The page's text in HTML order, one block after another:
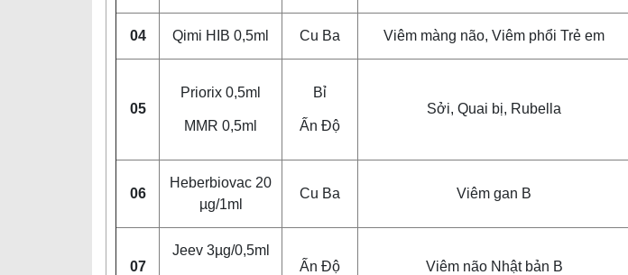
04 Qimi HIB 0,5ml Cu Ba Viêm màng não, Viêm phổi Trẻ em
05
Priorix 0,5ml
MMR 0,5ml
Bỉ
Ấn Độ
Sởi, Quai bị, Rubella
06
Heberbiovac 20
µg/1ml
Cu Ba Viêm gan B
07
Jeev 3µg/0,5ml
Ấn Độ Viêm não Nhật bản B